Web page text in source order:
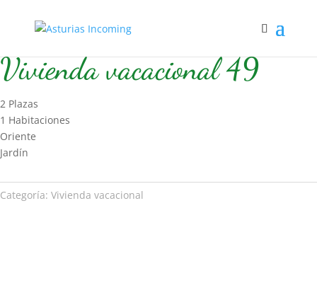
Vivienda vacacional 49
2 Plazas
1 Habitaciones
Oriente
Jardín
Categoría: Vivienda vacacional